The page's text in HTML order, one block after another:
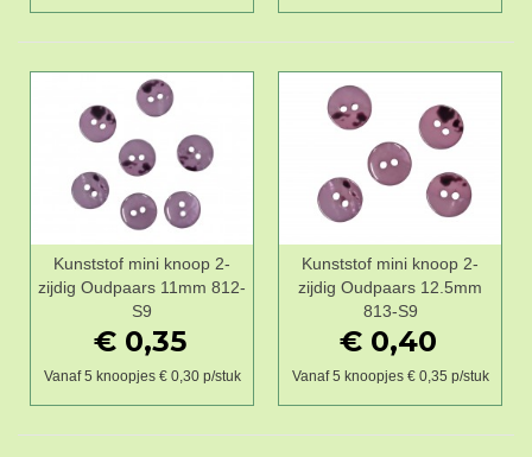
Kunststof mini knoop 2-
zijdig Oudpaars 11mm 812-
S9
€ 0,35
Vanaf 5 knoopjes € 0,30 p/stuk
Kunststof mini knoop 2-
zijdig Oudpaars 12.5mm
813-S9
€ 0,40
Vanaf 5 knoopjes € 0,35 p/stuk